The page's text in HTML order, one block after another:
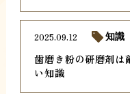
歯磨き粉の研磨剤は
い知識
2025.09.12 知識